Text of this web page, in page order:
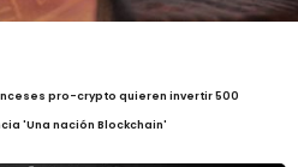
pro-crypto quieren invertir 500
'Una nación Blockchain'